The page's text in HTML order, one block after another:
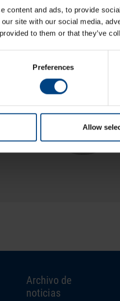
content and ads, to provide
site with our social media,
to them or that they’ve
Preferences
Allow
Archivo de
noticias